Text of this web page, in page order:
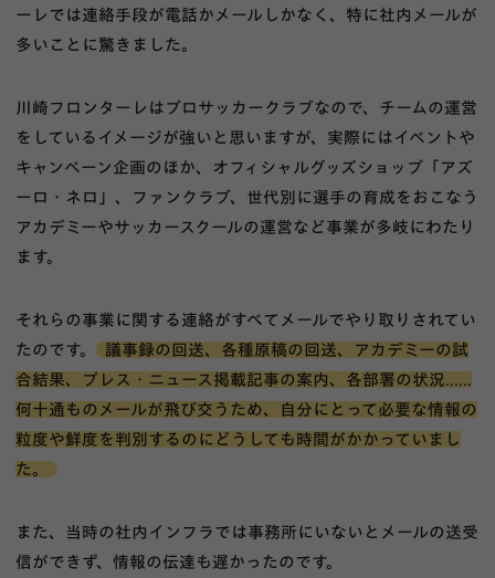
ーレでは連絡手段が電話かメールしかなく、特に社内メールが
多いことに驚きました。
川崎フロンターレはプロサッカークラブなので、チームの運営
をしているイメージが強いと思いますが、実際にはイベントや
キャンペーン企画のほか、オフィシャルグッズショップ「アズ
ーロ・ネロ」、ファンクラブ、世代別に選手の育成をおこなう
アカデミーやサッカースクールの運営など事業が多岐にわたり
ます。
それらの事業に関する連絡がすべてメールでやり取りされてい
たのです。
議事録の回送、各種原稿の回送、アカデミーの試
合結果、プレス・ニュース掲載記事の案内、各部署の状況......
何十通ものメールが飛び交うため、自分にとって必要な情報の
粒度や鮮度を判別するのにどうしても時間がかかっていまし
た。
また、当時の社内インフラでは事務所にいないとメールの送受
信ができず、情報の伝達も遅かったのです。